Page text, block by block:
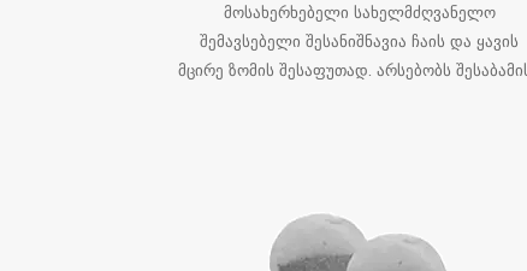
მოსახერხებელი სახელმძღვანელო
შემავსებელი შესანიშნავია ჩაის და ყავის
მცირე ზომის შესაფუთად. არსებობს